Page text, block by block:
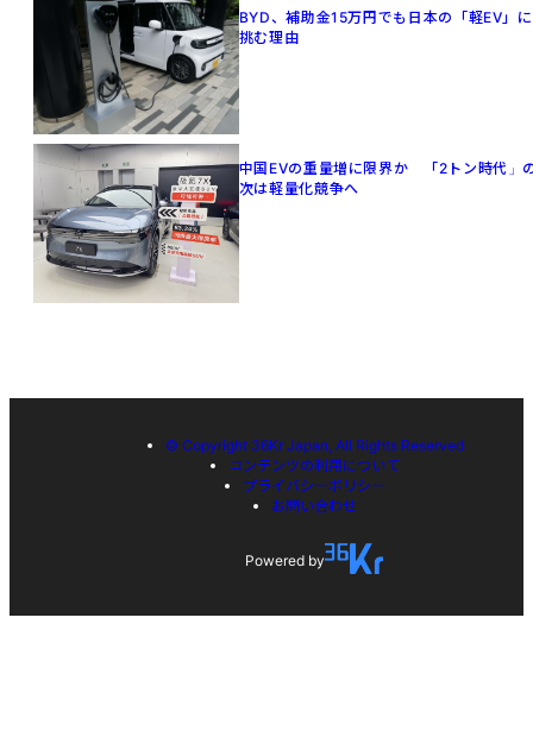
BYD、補助金15万円でも日本の「軽EV」に
挑む理由
中国EVの重量増に限界か 「2トン時代」
次は軽量化競争へ
© Copyright 36Kr Japan, All Rights Reserved
コンテンツの利用について
プライバシーポリシー
お問い合わせ
Powered by